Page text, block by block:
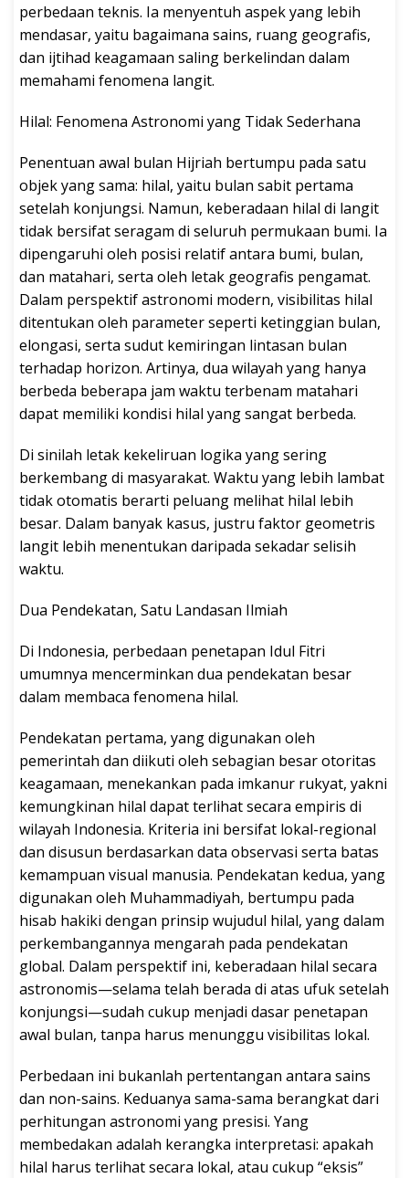
perbedaan teknis. Ia menyentuh aspek yang lebih
mendasar, yaitu bagaimana sains, ruang geografis,
dan ijtihad keagamaan saling berkelindan dalam
memahami fenomena langit.
Hilal: Fenomena Astronomi yang Tidak Sederhana
Penentuan awal bulan Hijriah bertumpu pada satu
objek yang sama: hilal, yaitu bulan sabit pertama
setelah konjungsi. Namun, keberadaan hilal di langit
tidak bersifat seragam di seluruh permukaan bumi. Ia
dipengaruhi oleh posisi relatif antara bumi, bulan,
dan matahari, serta oleh letak geografis pengamat.
Dalam perspektif astronomi modern, visibilitas hilal
ditentukan oleh parameter seperti ketinggian bulan,
elongasi, serta sudut kemiringan lintasan bulan
terhadap horizon. Artinya, dua wilayah yang hanya
berbeda beberapa jam waktu terbenam matahari
dapat memiliki kondisi hilal yang sangat berbeda.
Di sinilah letak kekeliruan logika yang sering
berkembang di masyarakat. Waktu yang lebih lambat
tidak otomatis berarti peluang melihat hilal lebih
besar. Dalam banyak kasus, justru faktor geometris
langit lebih menentukan daripada sekadar selisih
waktu.
Dua Pendekatan, Satu Landasan Ilmiah
Di Indonesia, perbedaan penetapan Idul Fitri
umumnya mencerminkan dua pendekatan besar
dalam membaca fenomena hilal.
Pendekatan pertama, yang digunakan oleh
pemerintah dan diikuti oleh sebagian besar otoritas
keagamaan, menekankan pada imkanur rukyat, yakni
kemungkinan hilal dapat terlihat secara empiris di
wilayah Indonesia. Kriteria ini bersifat lokal-regional
dan disusun berdasarkan data observasi serta batas
kemampuan visual manusia. Pendekatan kedua, yang
digunakan oleh Muhammadiyah, bertumpu pada
hisab hakiki dengan prinsip wujudul hilal, yang dalam
perkembangannya mengarah pada pendekatan
global. Dalam perspektif ini, keberadaan hilal secara
astronomis—selama telah berada di atas ufuk setelah
konjungsi—sudah cukup menjadi dasar penetapan
awal bulan, tanpa harus menunggu visibilitas lokal.
Perbedaan ini bukanlah pertentangan antara sains
dan non-sains. Keduanya sama-sama berangkat dari
perhitungan astronomi yang presisi. Yang
membedakan adalah kerangka interpretasi: apakah
hilal harus terlihat secara lokal, atau cukup “eksis”